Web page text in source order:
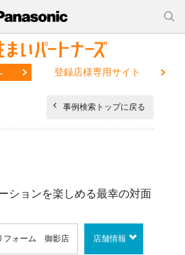
登録店様専用サイト
事例検索トップに戻る
ションを楽しめる最幸の対面
フォーム 御影店 店舗情報